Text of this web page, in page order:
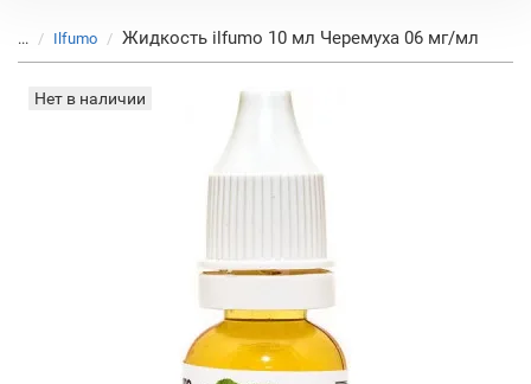
... Ilfumo Жидкость ilfumo 10 мл Черемуха 06 мг/мл
Нет в наличии